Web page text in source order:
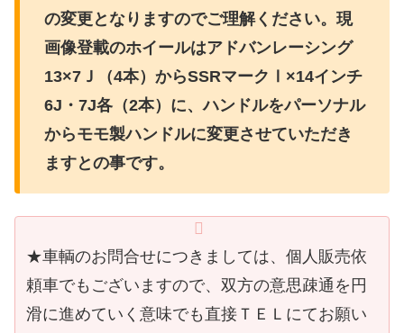
の変更となりますのでご理解ください。現
画像登載のホイールはアドバンレーシング
13×7Ｊ（4本）からSSRマークⅠ×14インチ
6J・7J各（2本）に、ハンドルをパーソナル
からモモ製ハンドルに変更させていただき
ますとの事です。
★車輌のお問合せにつきましては、個人販売依
頼車でもございますので、双方の意思疎通を円
滑に進めていく意味でも直接ＴＥＬにてお願い